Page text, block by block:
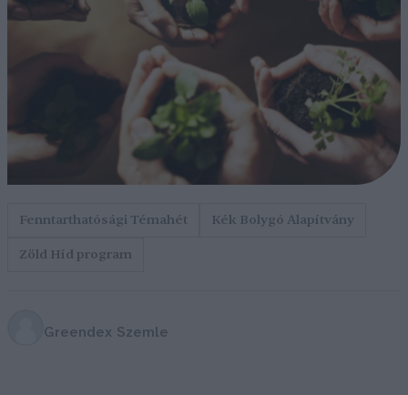
Fenntarthatósági Témahét
Kék Bolygó Alapítvány
Zöld Híd program
Greendex Szemle